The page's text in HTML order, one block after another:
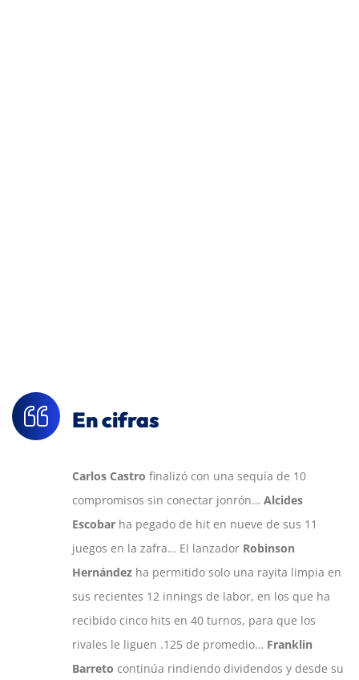
En cifras
Carlos Castro finalizó con una sequía de 10
compromisos sin conectar jonrón… Alcides
Escobar ha pegado de hit en nueve de sus 11
juegos en la zafra… El lanzador Robinson
Hernández ha permitido solo una rayita limpia en
sus recientes 12 innings de labor, en los que ha
recibido cinco hits en 40 turnos, para que los
rivales le liguen .125 de promedio… Franklin
Barreto continúa rindiendo dividendos y desde su